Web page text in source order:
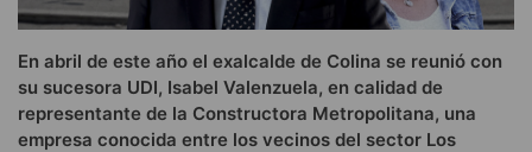
En abril de este año el exalcalde de Colina se reunió con
su sucesora UDI, Isabel Valenzuela, en calidad de
representante de la Constructora Metropolitana, una
empresa conocida entre los vecinos del sector Los